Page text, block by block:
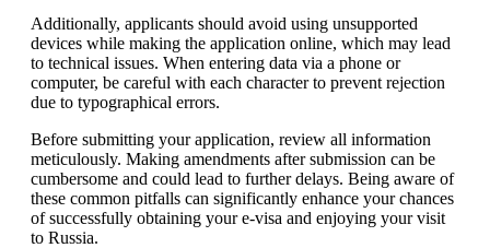
Additionally, applicants should avoid using unsupported
devices while making the application online, which may lead
to technical issues. When entering data via a phone or
computer, be careful with each character to prevent rejection
due to typographical errors.
Before submitting your application, review all information
meticulously. Making amendments after submission can be
cumbersome and could lead to further delays. Being aware of
these common pitfalls can significantly enhance your chances
of successfully obtaining your e-visa and enjoying your visit
to Russia.